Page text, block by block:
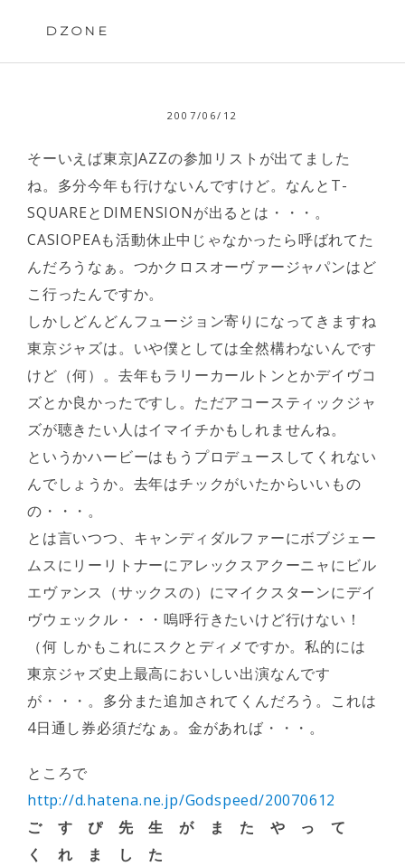
DZONE
2007/06/12
そーいえば東京JAZZの参加リストが出てました
ね。多分今年も行けないんですけど。なんとT-
SQUAREとDIMENSIONが出るとは・・・。
CASIOPEAも活動休止中じゃなかったら呼ばれてた
んだろうなぁ。つかクロスオーヴァージャパンはど
こ行ったんですか。
しかしどんどんフュージョン寄りになってきますね
東京ジャズは。いや僕としては全然構わないんです
けど（何）。去年もラリーカールトンとかデイヴコ
ズとか良かったですし。ただアコースティックジャ
ズが聴きたい人はイマイチかもしれませんね。
というかハービーはもうプロデュースしてくれない
んでしょうか。去年はチックがいたからいいもの
の・・・。
とは言いつつ、キャンディダルファーにボブジェー
ムスにリーリトナーにアレックスアクーニャにビル
エヴァンス（サックスの）にマイクスターンにデイ
ヴウェックル・・・嗚呼行きたいけど行けない！
（何 しかもこれにスクとディメですか。私的には
東京ジャズ史上最高においしい出演なんです
が・・・。多分また追加されてくんだろう。これは
4日通し券必須だなぁ。金があれば・・・。
ところで
http://d.hatena.ne.jp/Godspeed/20070612
ご す ぴ 先 生 が ま た や っ て
く れ ま し た